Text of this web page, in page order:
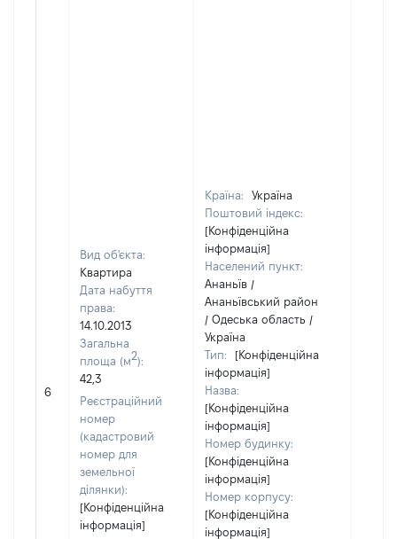
6
Вид об'єкта:
Квартира
Дата набуття
права:
14.10.2013
Загальна
площа (м2):
42,3
Реєстраційний
номер
(кадастровий
номер для
земельної
ділянки):
[Конфіденційна
інформація]
Країна:
Україна
Поштовий індекс:
[Конфіденційна
інформація]
Населений пункт:
Ананьїв /
Ананьївський район
/ Одеська область /
Україна
Тип:
[Конфіденційна
інформація]
Назва:
[Конфіденційна
інформація]
Номер будинку:
[Конфіденційна
інформація]
Номер корпусу:
[Конфіденційна
інформація]